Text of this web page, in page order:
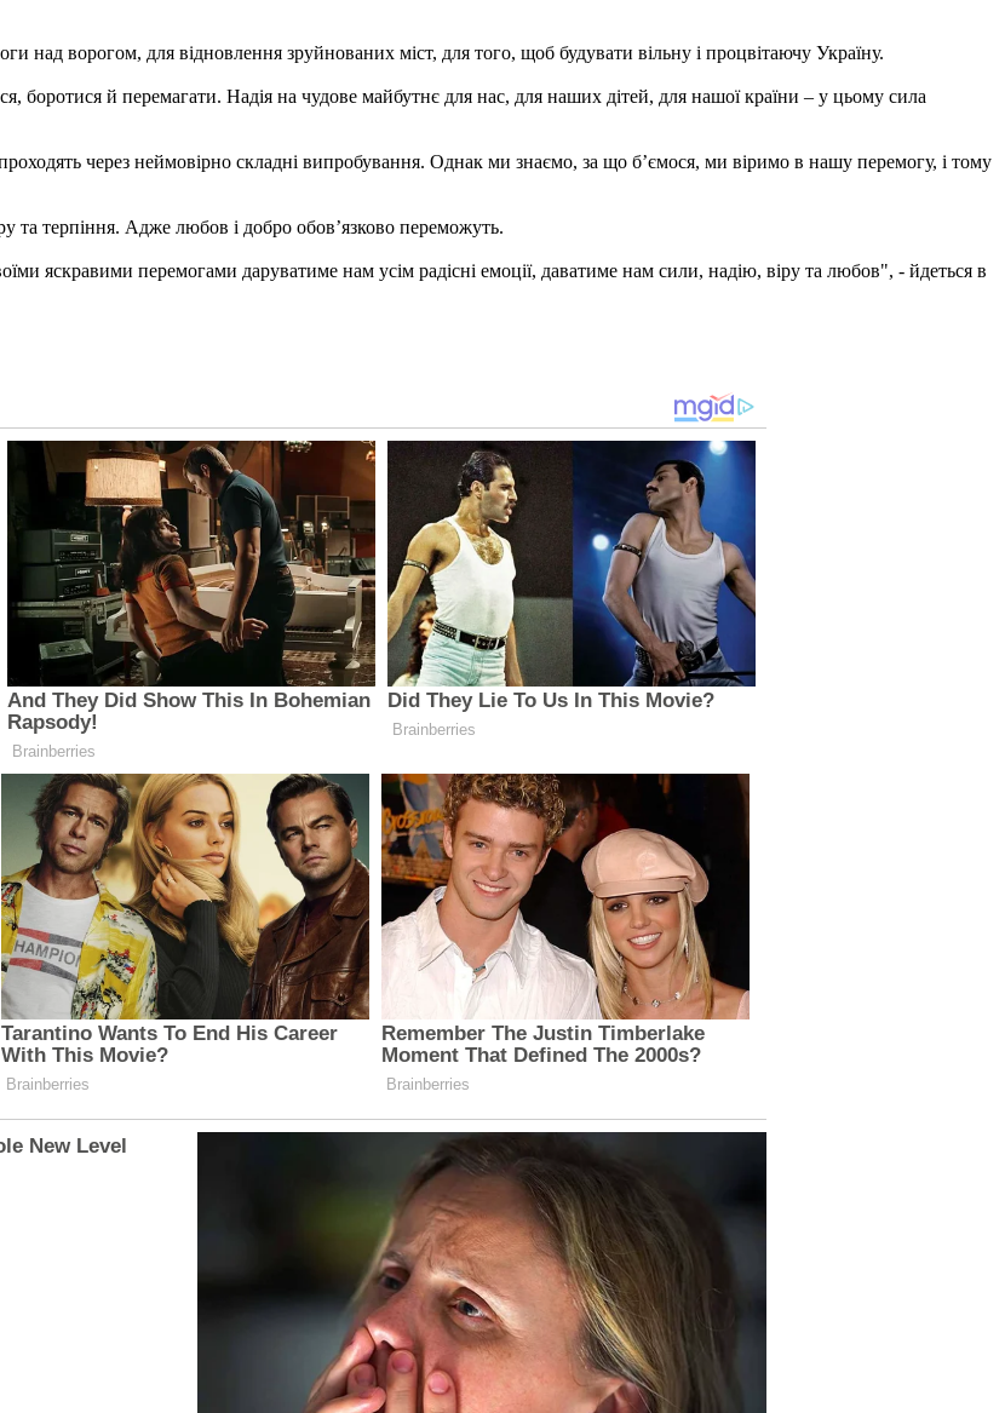
над ворогом, для відновлення зруйнованих міст, для того, щоб будувати вільну і процвітаючу Україну.
боротися й перемагати. Надія на чудове майбутнє для нас, для наших дітей, для нашої країни – у цьому сила
через неймовірно складні випробування. Однак ми знаємо, за що б’ємося, ми віримо в нашу перемогу, і тому
терпіння. Адже любов і добро обов’язково переможуть.
яскравими перемогами даруватиме нам усім радісні емоції, даватиме нам сили, надію, віру та любов", - йдеться в